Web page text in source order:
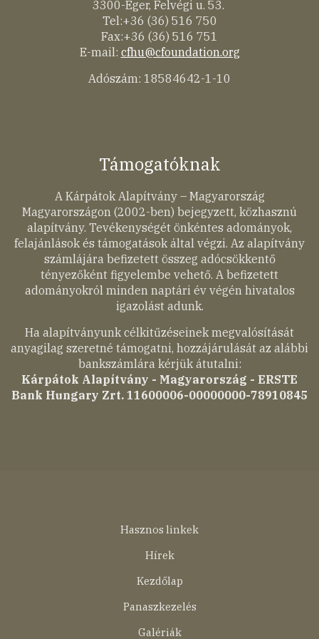
3300-Eger, Felvégi u. 53.
Tel:+36 (36) 516 750
Fax:+36 (36) 516 751
E-mail: cfhu@cfoundation.org
Adószám: 18584642-1-10
Támogatóknak
A Kárpátok Alapítvány – Magyarország
Magyarországon (2002-ben) bejegyzett, közhasznú
alapítvány. Tevékenységét önkéntes adományok,
felajánlások és támogatások által végzi. Az alapítvány
számlájára befizetett összeg adócsökkentő
tényezőként figyelembe vehető. A befizetett
adományokról minden naptári év végén hivatalos
igazolást adunk.
Ha alapítványunk célkitűzéseinek megvalósítását
anyagilag szeretné támogatni, hozzájárulását az alábbi
bankszámlára kérjük átutalni:
Kárpátok Alapítvány - Magyarország - ERSTE
Bank Hungary Zrt. 11600006-00000000-78910845
Hasznos linkek
Hírek
Kezdőlap
Panaszkezelés
Galériák